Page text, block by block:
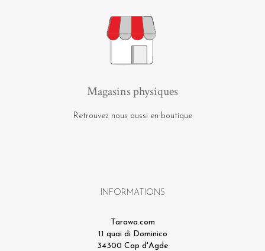
Magasins physiques
Retrouvez nous aussi en boutique
INFORMATIONS
Tarawa.com
11 quai di Dominico
34300 Cap d'Agde